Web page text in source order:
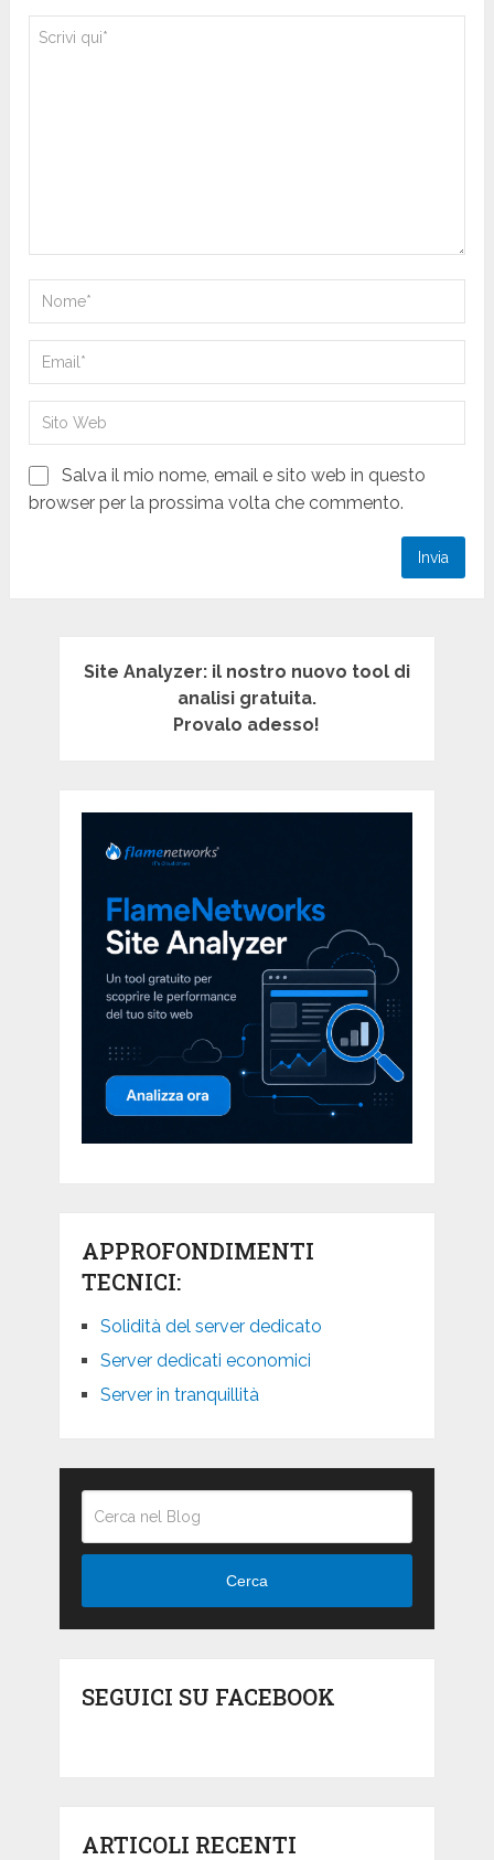
Salva il mio nome, email e sito web in questo
browser per la prossima volta che commento.
Site Analyzer: il nostro nuovo tool di
analisi gratuita.
Provalo adesso!
APPROFONDIMENTI
TECNICI:
Solidità del server dedicato
Server dedicati economici
Server in tranquillità
Cerca
SEGUICI SU FACEBOOK
ARTICOLI RECENTI